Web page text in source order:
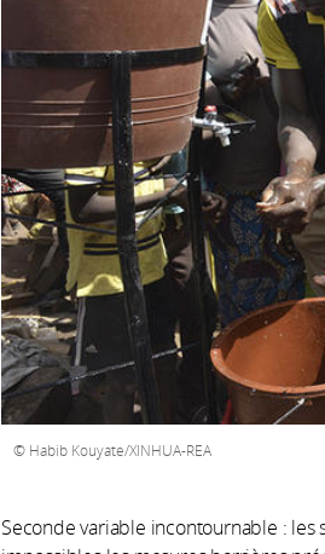
Habib Kouyate/XINHUA-REA
Seconde variable incontournable :